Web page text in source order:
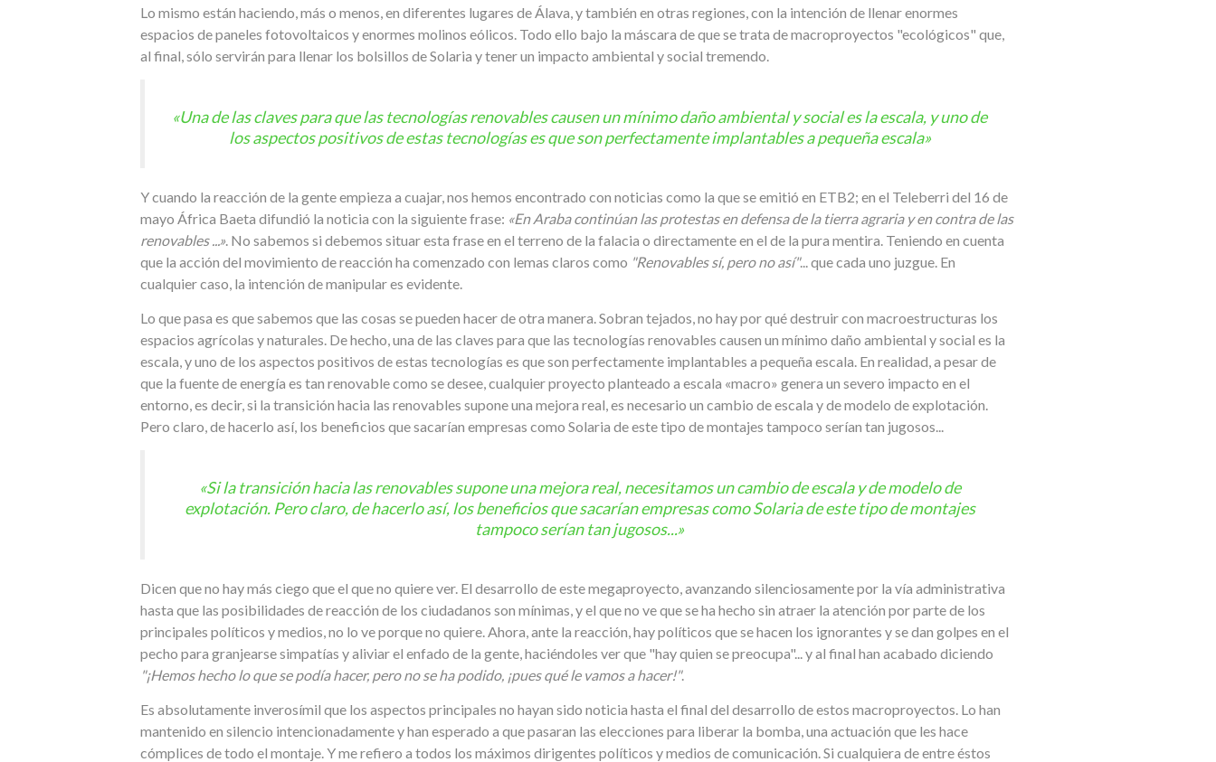
Lo mismo están haciendo, más o menos, en diferentes lugares de Álava, y también en otras regiones, con la intención de llenar enormes
espacios de paneles fotovoltaicos y enormes molinos eólicos. Todo ello bajo la máscara de que se trata de macroproyectos "ecológicos" que,
al final, sólo servirán para llenar los bolsillos de Solaria y tener un impacto ambiental y social tremendo.
«Una de las claves para que las tecnologías renovables causen un mínimo daño ambiental y social es la escala, y uno de
los aspectos positivos de estas tecnologías es que son perfectamente implantables a pequeña escala»
Y cuando la reacción de la gente empieza a cuajar, nos hemos encontrado con noticias como la que se emitió en ETB2; en el Teleberri del 16 de
mayo África Baeta difundió la noticia con la siguiente frase: «En Araba continúan las protestas en defensa de la tierra agraria y en contra de las
renovables ...». No sabemos si debemos situar esta frase en el terreno de la falacia o directamente en el de la pura mentira. Teniendo en cuenta
que la acción del movimiento de reacción ha comenzado con lemas claros como "Renovables sí, pero no así"... que cada uno juzgue. En
cualquier caso, la intención de manipular es evidente.
Lo que pasa es que sabemos que las cosas se pueden hacer de otra manera. Sobran tejados, no hay por qué destruir con macroestructuras los
espacios agrícolas y naturales. De hecho, una de las claves para que las tecnologías renovables causen un mínimo daño ambiental y social es la
escala, y uno de los aspectos positivos de estas tecnologías es que son perfectamente implantables a pequeña escala. En realidad, a pesar de
que la fuente de energía es tan renovable como se desee, cualquier proyecto planteado a escala «macro» genera un severo impacto en el
entorno, es decir, si la transición hacia las renovables supone una mejora real, es necesario un cambio de escala y de modelo de explotación.
Pero claro, de hacerlo así, los beneficios que sacarían empresas como Solaria de este tipo de montajes tampoco serían tan jugosos...
«Si la transición hacia las renovables supone una mejora real, necesitamos un cambio de escala y de modelo de
explotación. Pero claro, de hacerlo así, los beneficios que sacarían empresas como Solaria de este tipo de montajes
tampoco serían tan jugosos...»
Dicen que no hay más ciego que el que no quiere ver. El desarrollo de este megaproyecto, avanzando silenciosamente por la vía administrativa
hasta que las posibilidades de reacción de los ciudadanos son mínimas, y el que no ve que se ha hecho sin atraer la atención por parte de los
principales políticos y medios, no lo ve porque no quiere. Ahora, ante la reacción, hay políticos que se hacen los ignorantes y se dan golpes en el
pecho para granjearse simpatías y aliviar el enfado de la gente, haciéndoles ver que "hay quien se preocupa"... y al final han acabado diciendo
"¡Hemos hecho lo que se podía hacer, pero no se ha podido, ¡pues qué le vamos a hacer!".
Es absolutamente inverosímil que los aspectos principales no hayan sido noticia hasta el final del desarrollo de estos macroproyectos. Lo han
mantenido en silencio intencionadamente y han esperado a que pasaran las elecciones para liberar la bomba, una actuación que les hace
cómplices de todo el montaje. Y me refiero a todos los máximos dirigentes políticos y medios de comunicación. Si cualquiera de entre éstos